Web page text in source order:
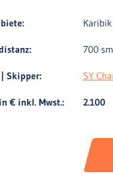
700 sm
Skipper: SY
€ inkl. Mwst.: 2.100